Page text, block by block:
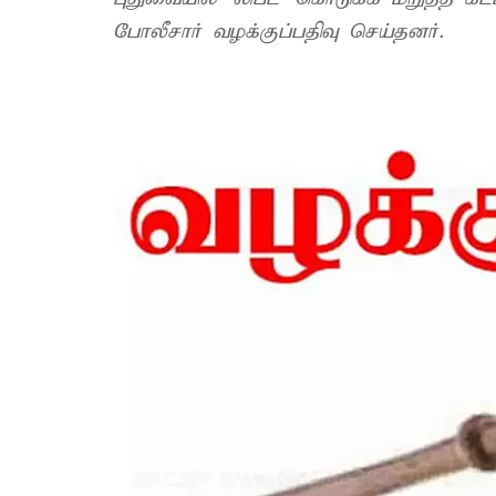
போலீசார் வழக்குப்பதிவு செய்தனர்.